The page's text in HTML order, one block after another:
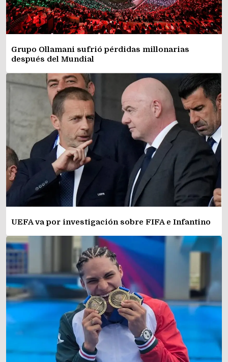
Grupo Ollamani sufrió pérdidas millonarias
después del Mundial
UEFA va por investigación sobre FIFA e Infantino